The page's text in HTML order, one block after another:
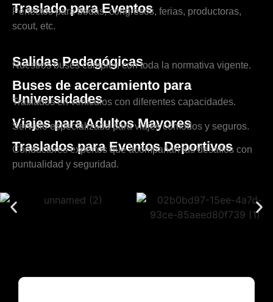
Traslado para Eventos
Perfectos para bodas, congresos, ferias, productoras,
scout, etc.
Salidas Pedagógicas
Nuestros buses cumplen con toda la normativa vigente.
Buses de acercamiento para
Universidades
Traslados en vehículos con diferentes capacidades.
Viajes para Adultos Mayores
Servicio especializado para viajes cómodos y seguros.
Traslados para Eventos Deportivos
Conductores expertos que acompañan tus desafíos con
puntualidad y seguridad.